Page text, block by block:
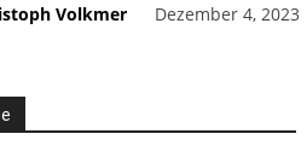
Volkmer Dezember 4, 2023